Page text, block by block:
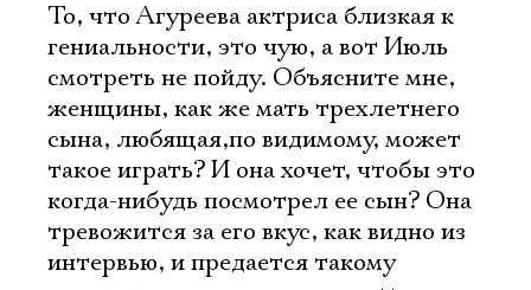
То, что Агуреева актриса близкая к
гениальности, это чую, а вот Июль
смотреть не пойду. Объясните мне,
женщины, как же мать трехлетнего
сына, любящая,по видимому, может
такое играть? И она хочет, чтобы это
когда-нибудь посмотрел ее сын? Она
тревожится за его вкус, как видно из
интервью, и предается такому
Ознакомиться